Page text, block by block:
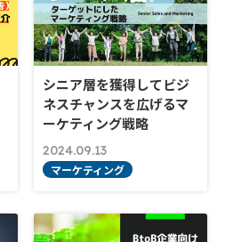
シニア層を獲得してビジ
ネスチャンスを広げるマ
ーケティング戦略
2024.09.13
マーケティング